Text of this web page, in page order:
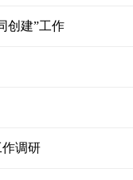
创建”工作
调研